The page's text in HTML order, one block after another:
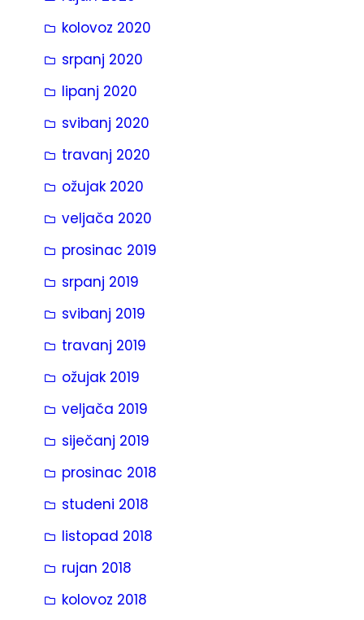
kolovoz 2020
srpanj 2020
lipanj 2020
svibanj 2020
travanj 2020
ožujak 2020
veljača 2020
prosinac 2019
srpanj 2019
svibanj 2019
travanj 2019
ožujak 2019
veljača 2019
siječanj 2019
prosinac 2018
studeni 2018
listopad 2018
rujan 2018
kolovoz 2018